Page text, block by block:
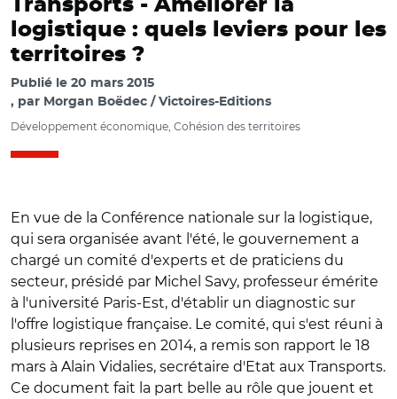
Transports -Améliorer la
logistique : quels leviers pour les
territoires ?
Publié le 20 mars 2015
par Morgan Boëdec / Victoires-Editions
Développement économique, Cohésion des territoires
En vue de la Conférence nationale sur la logistique,
qui sera organisée avant l'été, le gouvernement a
chargé un comité d'experts et de praticiens du
secteur, présidé par Michel Savy, professeur émérite
à l'université Paris-Est, d'établir un diagnostic sur
l'offre logistique française. Le comité, qui s'est réuni à
plusieurs reprises en 2014, a remis son rapport le 18
mars à Alain Vidalies, secrétaire d'Etat aux Transports.
Ce document fait la part belle au rôle que jouent et